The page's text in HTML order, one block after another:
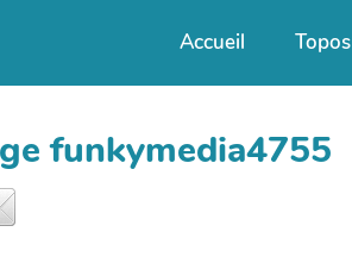
Accueil Topos
funkymedia4755